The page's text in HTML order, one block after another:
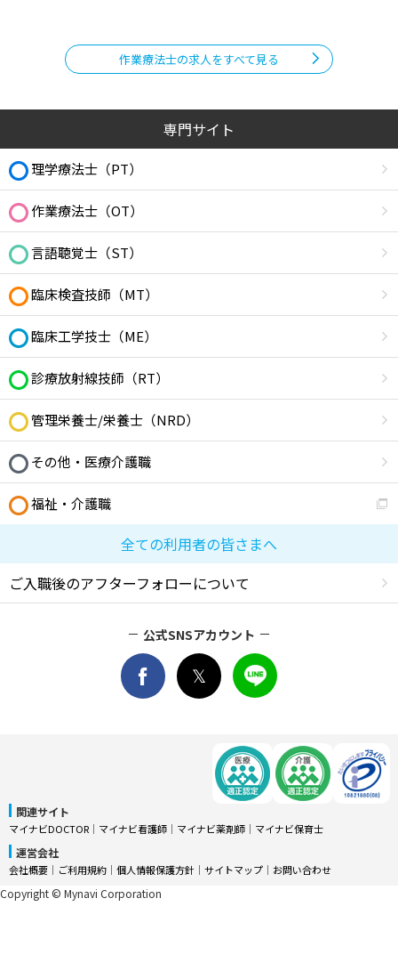
作業療法士の求人をすべて見る
専門サイト
理学療法士（PT）
作業療法士（OT）
言語聴覚士（ST）
臨床検査技師（MT）
臨床工学技士（ME）
診療放射線技師（RT）
管理栄養士/栄養士（NRD）
その他・医療介護職
福祉・介護職
全ての利用者の皆さまへ
ご入職後のアフターフォローについて
公式SNSアカウント
関連サイト
マイナビDOCTOR │ マイナビ看護師 │ マイナビ薬剤師 │ マイナビ保育士
運営会社
会社概要 │ ご利用規約 │ 個人情報保護方針 │ サイトマップ │ お問い合わせ
Copyright © Mynavi Corporation